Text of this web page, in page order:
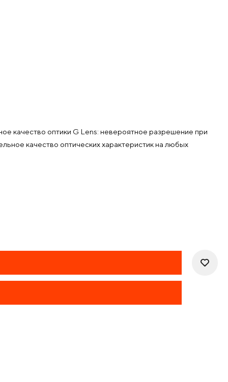
качество оптики G Lens: невероятное разрешение при
качество оптических характеристик на любых